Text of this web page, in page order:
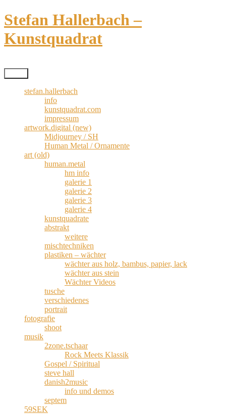
Zum
Inhalt
springen
Stefan Hallerbach –
Kunstquadrat
stefan.hallerbach
info
kunstquadrat.com
impressum
artwork.digital (new)
Midjourney / SH
Human Metal / Ornamente
art (old)
human.metal
hm info
galerie 1
galerie 2
galerie 3
galerie 4
kunstquadrate
abstrakt
weitere
mischtechniken
plastiken – wächter
wächter aus holz, bambus, papier, lack
wächter aus stein
Wächter Videos
tusche
verschiedenes
portrait
fotografie
shoot
musik
2zone.tschaar
Rock Meets Klassik
Gospel / Spiritual
steve hall
danish2music
info und demos
septem
59SEK